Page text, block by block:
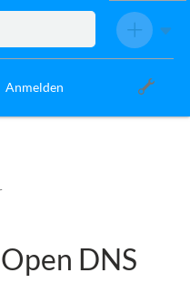
Anmelden
DNS